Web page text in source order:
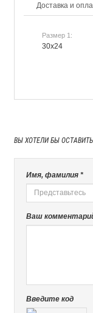
Доставка и
Размер 1:
30х24
ВЫ ХОТЕЛИ БЫ
Имя, фамилия *
Ваш
Введите код